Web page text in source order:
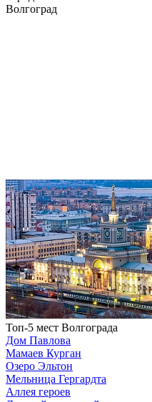
Волгоград
Топ-5 мест Волгограда
Дом Павлова
Мамаев Курган
Озеро Эльтон
Мельница Гергардта
Аллея героев